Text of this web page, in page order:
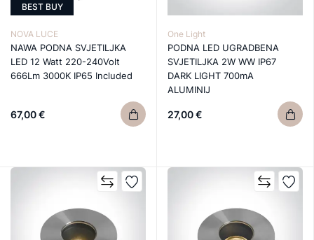
BEST BUY
NOVA LUCE
NAWA PODNA SVJETILJKA
LED 12 Watt 220-240Volt
666Lm 3000K IP65 Included
67,00 €
One Light
PODNA LED UGRADBENA
SVJETILJKA 2W WW IP67
DARK LIGHT 700mA
ALUMINIJ
27,00 €